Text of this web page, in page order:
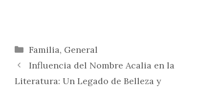
Categorías
Familia, General
Influencia del Nombre Acalia en la
Literatura: Un Legado de Belleza y